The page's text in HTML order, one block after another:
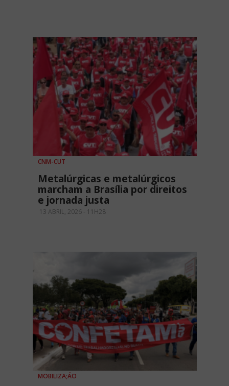
CNM-CUT
Metalúrgicas e metalúrgicos
marcham a Brasília por direitos
e jornada justa
13 ABRIL, 2026 - 11H28
MOBILIZA;ÁO